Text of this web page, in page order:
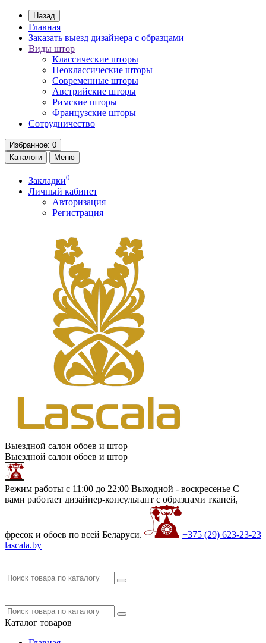
Назад
Главная
Заказать выезд дизайнера с образцами
Виды штор
Классические шторы
Неоклассические шторы
Современные шторы
Австрийские шторы
Римские шторы
Французские шторы
Сотрудничество
Избранное: 0
Каталоги
Меню
Закладки0
Личный кабинет
Авторизация
Регистрация
Выездной салон обоев и штор
Выездной салон обоев и штор
Режим работы с 11:00 до 22:00 Выходной - воскресенье С
вами работает дизайнер-консультант с образцами тканей,
фресок и обоев по всей Беларуси. +375 (29) 623-23-23
lascala.by
Каталог товаров